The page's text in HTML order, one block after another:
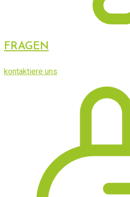
FRAGEN
kontaktiere uns